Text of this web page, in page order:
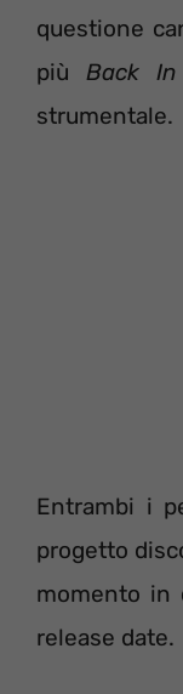
questione
più Back
strumentale.
Entrambi i
progetto
momento in
release date.